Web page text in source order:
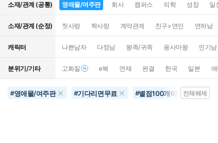
소재/관계 (공통) 영애물/여주판 회사 캠퍼스 의학 성장 일
소재/관계 (순정) 첫사랑 짝사랑 계약관계 친구>연인 연하남
캐릭터 나쁜남자 다정남 왕족/귀족 용사마왕 인기남
분위기/기타 고화질 e북 연재 완결 한국 일본
#영애물/여주판 #기다리면무료 #별점100개이상 #음악
전체해제